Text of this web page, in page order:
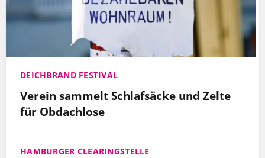
DEICHBRAND FESTIVAL
Verein sammelt Schlafsäcke und Zelte
für Obdachlose
HAMBURGER CLEARINGSTELLE